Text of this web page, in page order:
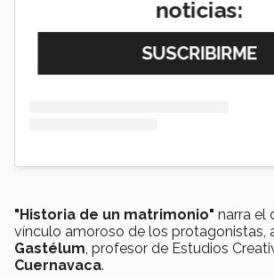
"Historia de un matrimonio" narra el
vínculo amoroso de los protagonistas,
Gastélum , profesor de Estudios
Cuernavaca.
noticias: